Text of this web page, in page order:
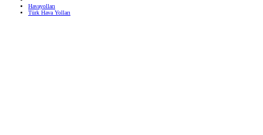
Havayolları
Türk Hava Yolları